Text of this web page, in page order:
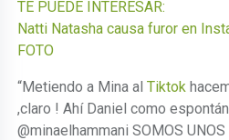
TE PUEDE INTERESAR:
Natti Natasha causa furor en
FOTO
“Metiendo a Mina alTiktok
,claro ! Ahí Daniel como
@minaelhammani SOMOS